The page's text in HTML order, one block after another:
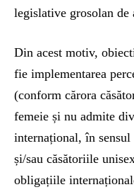
legislative grosolan de
Din acest motiv,
fie implementarea
(conform cărora
femeie și nu admite
internațional, în
și/sau căsătoriile
obligațiile